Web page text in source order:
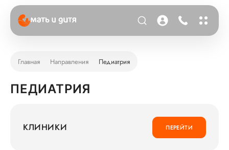
Главная Направления Педиатрия
ПЕДИАТРИЯ
КЛИНИКИ ПЕРЕЙТИ